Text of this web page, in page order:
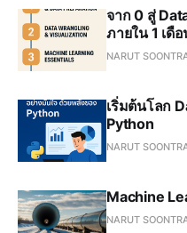
จาก 0 สู่
ภายใน 1 เดื
NARUT
เริ่มต้นโลก
Python
NARUT
Machine
NARUT